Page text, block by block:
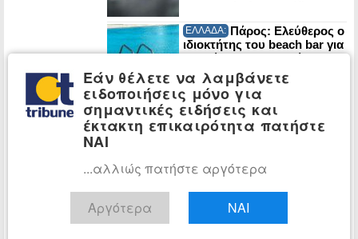
ΕΛΛΑΔΑ: Πάρος: Ελεύθερος ο
ιδιοκτήτης του beach bar για
τον θάνατο του τετράχρονου
ΖΩΗ: Τι συμβαίνει στα μάτια
σε όσους έχουν κάνει το
εμβόλιο της Pfizer για τον
Ιράν: «Όχι» σε
απευθείας διαπραγματεύσεις
με ΗΠΑ λόγω παραβίασης
Εάν θέλετε να λαμβάνετε
ειδοποιήσεις μόνο για
σημαντικές ειδήσεις και
έκτακτη επικαιρότητα πατήστε
ΝΑΙ
...αλλιώς πατήστε αργότερα
Αργότερα ΝΑΙ